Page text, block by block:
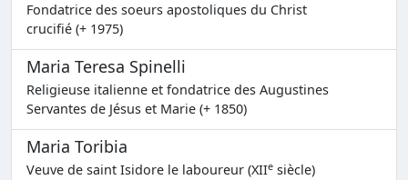
Fondatrice des soeurs apostoliques du Christ
crucifié (+ 1975)
Maria Teresa Spinelli
Religieuse italienne et fondatrice des Augustines
Servantes de Jésus et Marie (+ 1850)
Maria Toribia
Veuve de saint Isidore le laboureur (XIIe siècle)